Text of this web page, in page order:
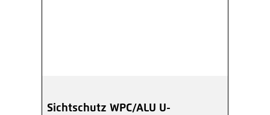
Sichtschutz WPC/ALU U-